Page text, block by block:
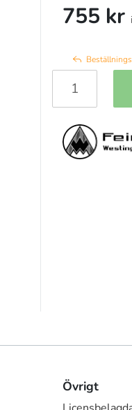
755 kr
Övrigt